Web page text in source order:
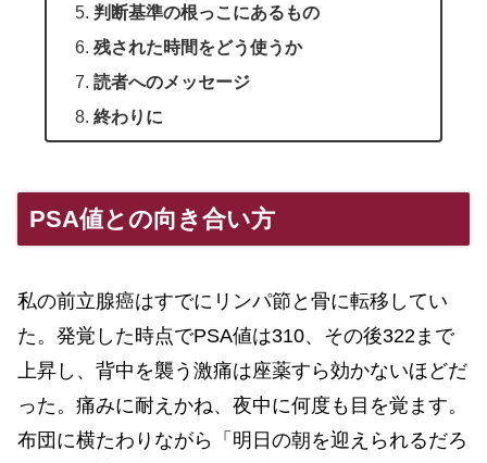
判断基準の根っこにあるもの
残された時間をどう使うか
読者へのメッセージ
終わりに
PSA値との向き合い方
私の前立腺癌はすでにリンパ節と骨に転移してい
た。発覚した時点でPSA値は310、その後322まで
上昇し、背中を襲う激痛は座薬すら効かないほどだ
った。痛みに耐えかね、夜中に何度も目を覚ます。
布団に横たわりながら「明日の朝を迎えられるだろ